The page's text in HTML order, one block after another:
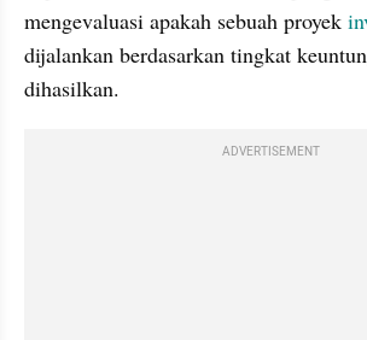
mengevaluasi apakah sebuah proyek
dijalankan berdasarkan tingkat
dihasilkan.
ADVERTISEMENT